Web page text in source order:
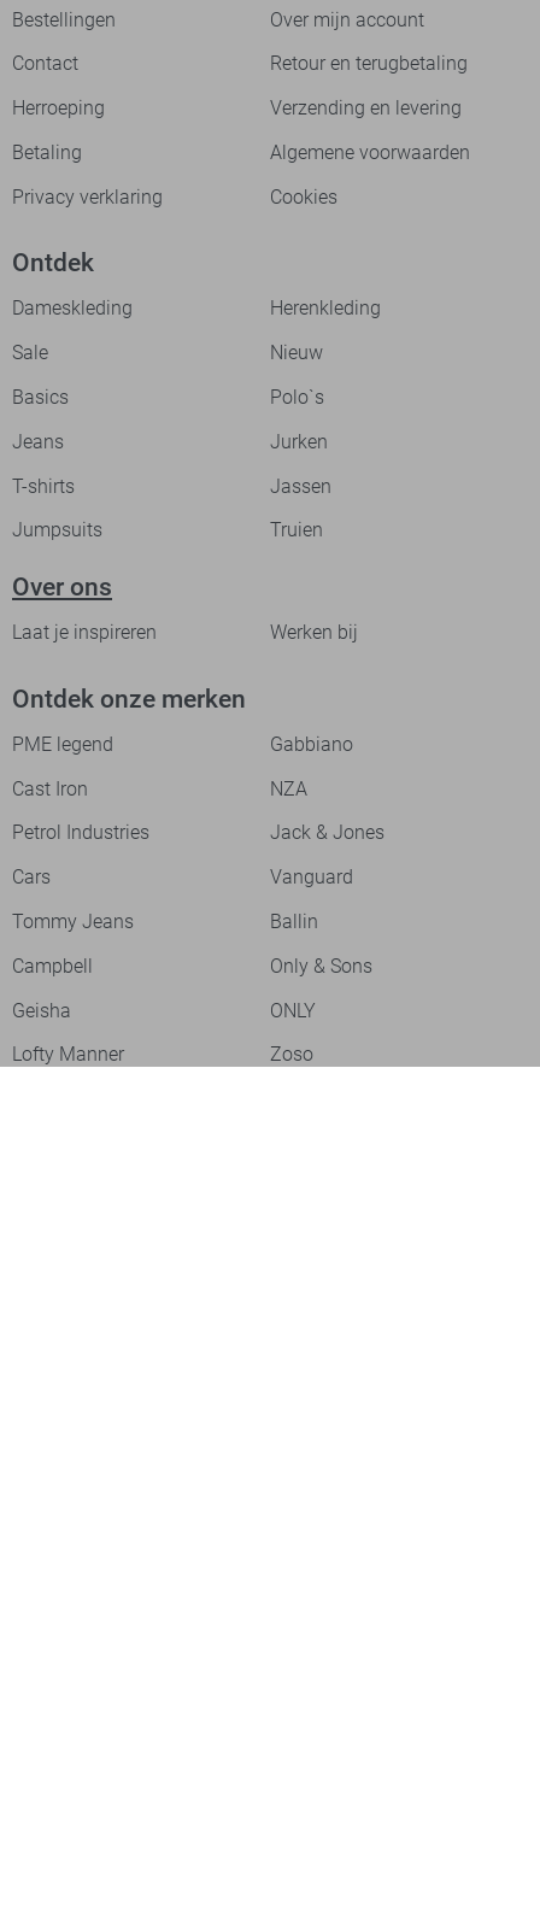
Bestellingen
Over mijn account
Contact
Retour en terugbetaling
Herroeping
Verzending en levering
Betaling
Algemene voorwaarden
Privacy verklaring
Cookies
Ontdek
Dameskleding
Herenkleding
Sale
Nieuw
Basics
Polo`s
Jeans
Jurken
T-shirts
Jassen
Jumpsuits
Truien
Over ons
Laat je inspireren Werken bij
Ontdek onze merken
PME legend
Gabbiano
Cast Iron
NZA
Petrol Industries
Jack & Jones
Cars
Vanguard
Tommy Jeans
Ballin
Campbell
Only & Sons
Geisha
ONLY
Lofty Manner
Zoso